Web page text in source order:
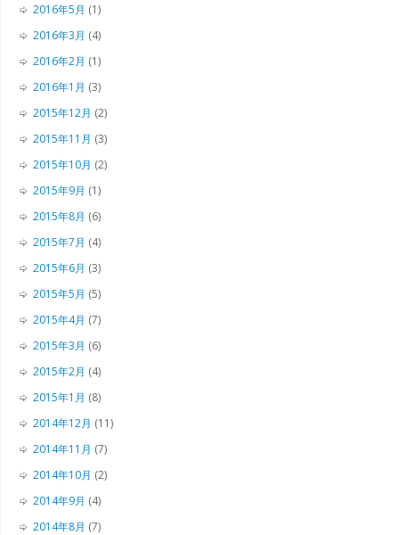
2016年5月 (1)
2016年3月 (4)
2016年2月 (1)
2016年1月 (3)
2015年12月 (2)
2015年11月 (3)
2015年10月 (2)
2015年9月 (1)
2015年8月 (6)
2015年7月 (4)
2015年6月 (3)
2015年5月 (5)
2015年4月 (7)
2015年3月 (6)
2015年2月 (4)
2015年1月 (8)
2014年12月 (11)
2014年11月 (7)
2014年10月 (2)
2014年9月 (4)
2014年8月 (7)